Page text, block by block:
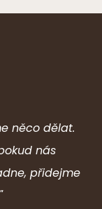
něco dělat.
nás
přidejme